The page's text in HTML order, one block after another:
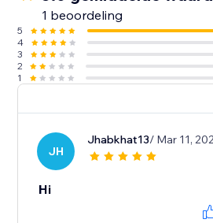
1 beoordeling
5
4
3
2
1
JH
Jhabkhat13/ Mar 11,
Hi